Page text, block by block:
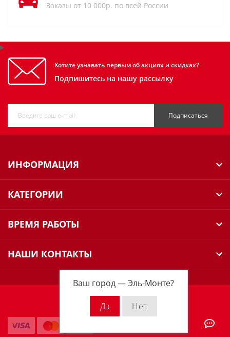
Ваш город —Эль-Монте?
Заказы от 10 000р. по всей России
Хотите узнавать первым об акциях и скидках?
Подпишитесь на нашу рассылку
Подписаться
ИНФОРМАЦИЯ
КАТЕГОРИИ
ВРЕМЯ РАБОТЫ
НАШИ КОНТАКТЫ
Milwaukee Russia © 2026